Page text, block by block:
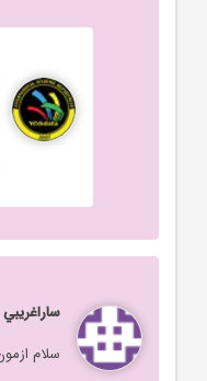
ساراغريبي